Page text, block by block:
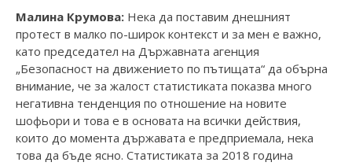
Малина Крумова: Нека да поставим днешният
протест в малко по-широк контекст и за мен е важно,
като председател на Държавната агенция
„Безопасност на движението по пътищата“ да обърна
внимание, че за жалост статистиката показва много
негативна тенденция по отношение на новите
шофьори и това е в основата на всички действия,
които до момента държавата е предприемала, нека
това да бъде ясно. Статистиката за 2018 година